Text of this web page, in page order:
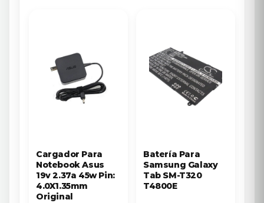
Cargador Para
Notebook Asus
19v 2.37a 45w Pin:
4.0X1.35mm
Original
Batería Para
Samsung Galaxy
Tab SM-T320
T4800E